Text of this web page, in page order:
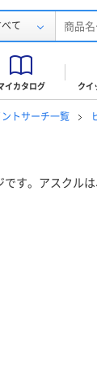
べて
イカタログ クイ
ントサーチ一覧
です。アスクル